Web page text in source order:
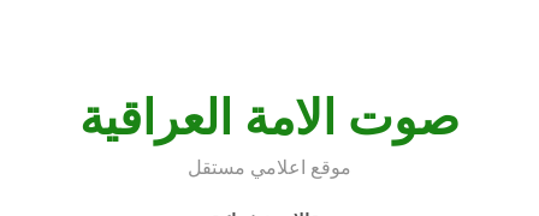
صوت الامة العراقية
موقع اعلامي مستقل